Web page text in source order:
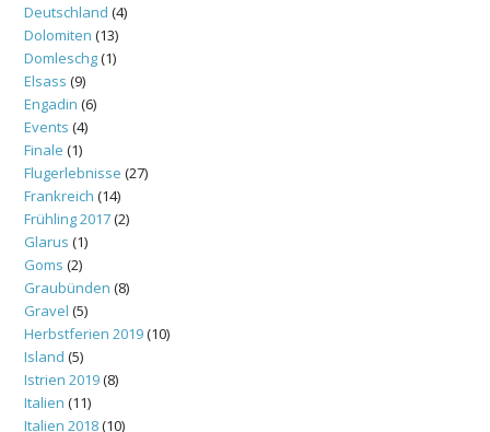
Deutschland (4)
Dolomiten (13)
Domleschg(1)
Elsass (9)
Engadin (6)
Events (4)
Finale (1)
Flugerlebnisse (27)
Frankreich (14)
Frühling 2017(2)
Glarus (1)
Goms (2)
Graubünden (8)
Gravel (5)
Herbstferien 2019(10)
Island (5)
Istrien 2019(8)
Italien (11)
Italien 2018(10)